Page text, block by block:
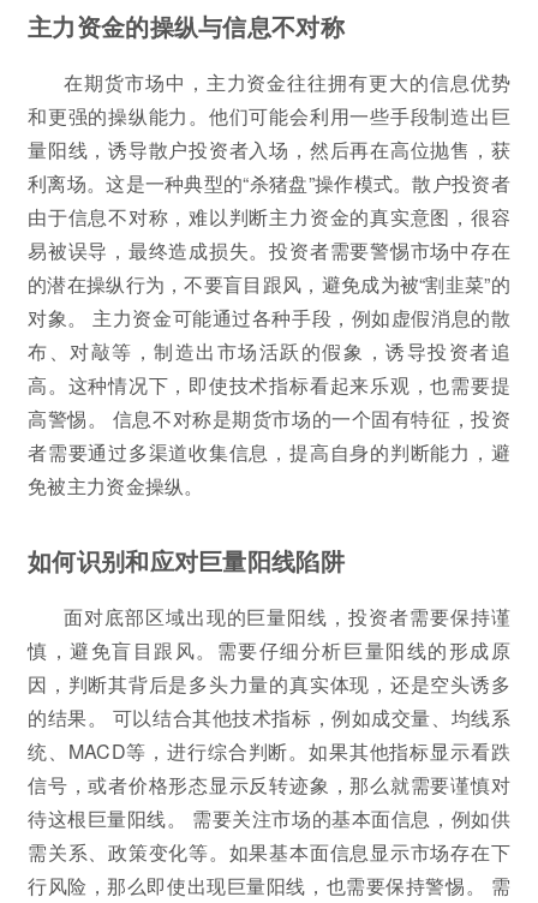
主力资金的操纵与信息不对称
在期货市场中，主力资金往往拥有更大的信息优势
和更强的操纵能力。他们可能会利用一些手段制造出巨
量阳线，诱导散户投资者入场，然后再在高位抛售，获
利离场。这是一种典型的“杀猪盘”操作模式。散户投资者
由于信息不对称，难以判断主力资金的真实意图，很容
易被误导，最终造成损失。投资者需要警惕市场中存在
的潜在操纵行为，不要盲目跟风，避免成为被“割韭菜”的
对象。 主力资金可能通过各种手段，例如虚假消息的散
布、对敲等，制造出市场活跃的假象，诱导投资者追
高。这种情况下，即使技术指标看起来乐观，也需要提
高警惕。 信息不对称是期货市场的一个固有特征，投资
者需要通过多渠道收集信息，提高自身的判断能力，避
免被主力资金操纵。
如何识别和应对巨量阳线陷阱
面对底部区域出现的巨量阳线，投资者需要保持谨
慎，避免盲目跟风。需要仔细分析巨量阳线的形成原
因，判断其背后是多头力量的真实体现，还是空头诱多
的结果。 可以结合其他技术指标，例如成交量、均线系
统、MACD等，进行综合判断。如果其他指标显示看跌
信号，或者价格形态显示反转迹象，那么就需要谨慎对
待这根巨量阳线。 需要关注市场的基本面信息，例如供
需关系、政策变化等。如果基本面信息显示市场存在下
行风险，那么即使出现巨量阳线，也需要保持警惕。 需